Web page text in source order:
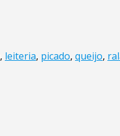
, leiteria, picado, queijo,